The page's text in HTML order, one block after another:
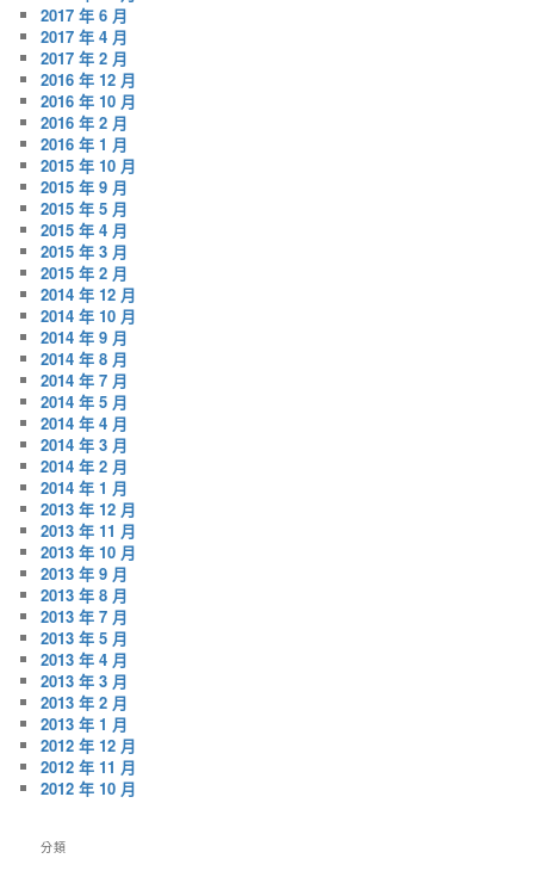
2017 年 6 月
2017 年 4 月
2017 年 2 月
2016 年 12 月
2016 年 10 月
2016 年 2 月
2016 年 1 月
2015 年 10 月
2015 年 9 月
2015 年 5 月
2015 年 4 月
2015 年 3 月
2015 年 2 月
2014 年 12 月
2014 年 10 月
2014 年 9 月
2014 年 8 月
2014 年 7 月
2014 年 5 月
2014 年 4 月
2014 年 3 月
2014 年 2 月
2014 年 1 月
2013 年 12 月
2013 年 11 月
2013 年 10 月
2013 年 9 月
2013 年 8 月
2013 年 7 月
2013 年 5 月
2013 年 4 月
2013 年 3 月
2013 年 2 月
2013 年 1 月
2012 年 12 月
2012 年 11 月
2012 年 10 月
分類